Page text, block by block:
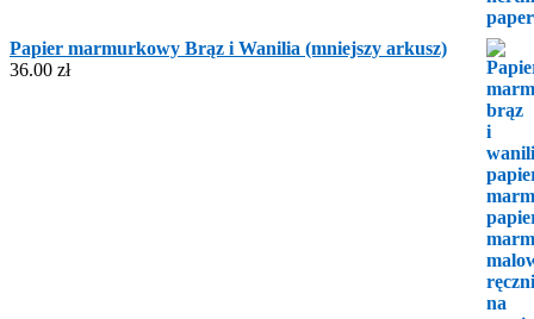
Papier marmurkowy Brąz i Wanilia (mniejszy arkusz)
36.00 zł